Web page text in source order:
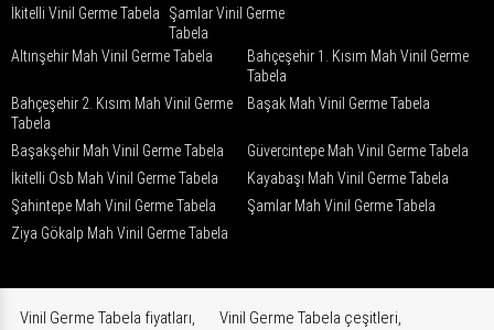
İkitelli Vinil Germe Tabela
Şamlar Vinil Germe
Tabela
Altınşehir Mah Vinil Germe Tabela
Bahçeşehir 1. Kısım Mah Vinil Germe
Tabela
Bahçeşehir 2. Kısım Mah Vinil Germe
Tabela
Başak Mah Vinil Germe Tabela
Başakşehir Mah Vinil Germe Tabela
Güvercintepe Mah Vinil Germe Tabela
İkitelli Osb Mah Vinil Germe Tabela
Kayabaşı Mah Vinil Germe Tabela
Şahintepe Mah Vinil Germe Tabela
Şamlar Mah Vinil Germe Tabela
Ziya Gökalp Mah Vinil Germe Tabela
Vinil Germe Tabela fiyatları,
Vinil Germe Tabela çeşitleri,